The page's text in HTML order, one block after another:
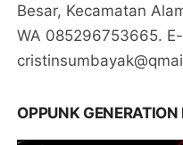
Besar, Kecamatan
WA 085296753665.
OPPUNK